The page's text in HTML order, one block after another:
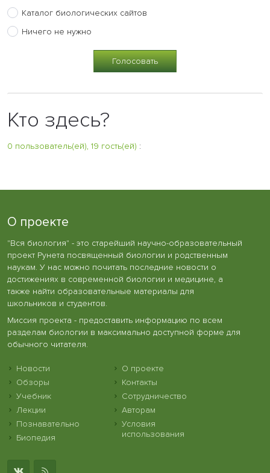
Каталог биологических сайтов
Ничего не нужно
Кто здесь?
0 пользователь(ей), 19 гость(ей) :
О проекте
"Вся биология" - это старейший научно-образовательный
проект Рунета посвященный биологии и родственным
наукам. У нас можно почитать последние новости о
достижениях в современной биологии и медицине, а
также найти образовательные материалы для
школьников и студентов.
Миссия проекта - предоставить информацию по всем
разделам биологии в максимально доступной форме для
обычного читателя.
Новости
Обзоры
Учебник
Лекции
Познавательно
Биопедия
О проекте
Контакты
Сотрудничество
Авторам
Условия
использования